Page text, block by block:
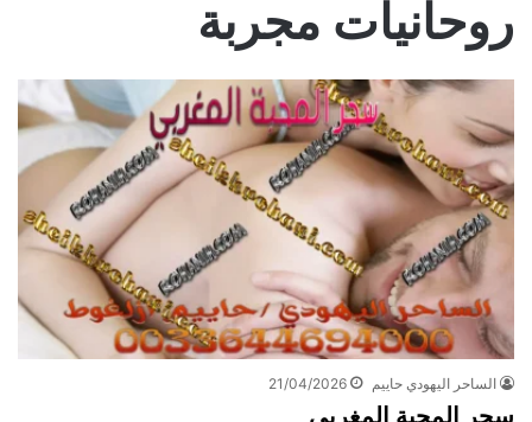
روحانيات مجربة
الساحر اليهودي حاييم 21/04/2026
سحر المحبة المغربي